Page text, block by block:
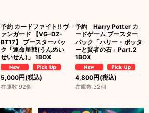
予約 カードファイト!! ヴ
ァンガード 【VG-DZ-
BT17】 ブースターパッ
ク「運命星戦(うんめい
せいせん)」 1BOX
5,000円(税込)
在庫数 92個
予約 Harry Potter カ
ードゲーム ブースター
パック「ハリー・ポッタ
ーと賢者の石」Part.2
1BOX
4,800円(税込)
在庫数 32個